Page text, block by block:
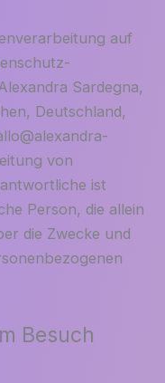
auf
Sardegna,
Deutschland,
von
ist
Person, die allein
die Zwecke und
Besuch